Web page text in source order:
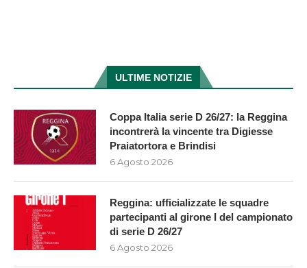
ULTIME NOTIZIE
Coppa Italia serie D 26/27: la Reggina
incontrerà la vincente tra Digiesse
Praiatortora e Brindisi
6 Agosto 2026
Reggina: ufficializzate le squadre
partecipanti al girone I del campionato
di serie D 26/27
6 Agosto 2026